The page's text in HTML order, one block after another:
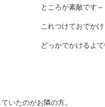
ところが素敵です～
これつけておでか
どっかでかけるよ
いたのがお隣の方。